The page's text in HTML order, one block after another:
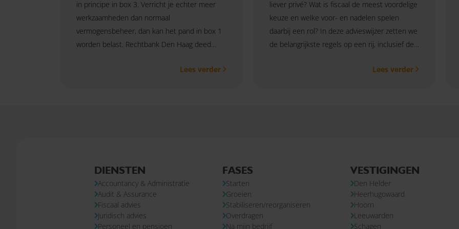
in principe in box 3. Verricht je echter meer
werkzaamheden dan normaal
vermogensbeheer, dan kan het pand in box 1
worden belast. Rechtbank Den Haag deed
Lees verder
liever privé? Wat is fiscaal de meest voordelige
keuze en welke voor- en nadelen spelen
daarbij een rol? In deze advieswijzer zetten we
de belangrijkste regels op een rij, inclusief de
Lees verder
DIENSTEN
Accountancy & Administratie
Audit & Assurance
Fiscaal advies
Juridisch advies
Personeel en pensioen
FASES
Starten
Groeien
Stabiliseren/reorganiseren
Overdragen
Na mijn bedrijf
VESTIGINGEN
Den Helder
Heerhugowaard
Hoorn
Leeuwarden
Schagen